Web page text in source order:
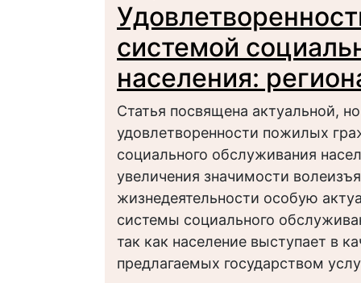
системой
населения:
Статья посвящена актуальной,
удовлетворенности пожилых
социального обслуживания
увеличения значимости
жизнедеятельности особую
системы социального
так как население выступает в
предлагаемых государством